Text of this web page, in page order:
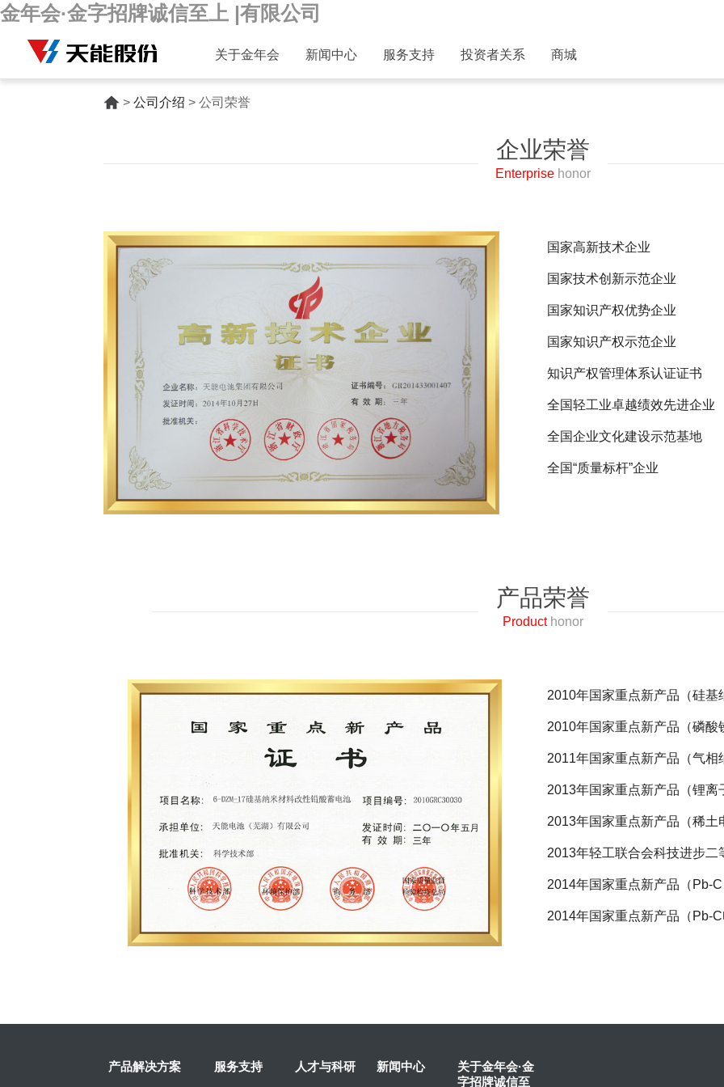
金年会·金字招牌诚信至上 |有限公司
关于金年会 新闻中心 服务支持 投资者关系 商城
> 公司介绍 > 公司荣誉
企业荣誉
Enterprise honor
国家高新技术企业
国家技术创新示范企业
国家知识产权优势企业
国家知识产权示范企业
知识产权管理体系认证证书
全国轻工业卓越绩效先进企业
全国企业文化建设示范基地
全国“质量标杆”企业
浙江省制造业网络营销示范企业
江苏省“AAAA”标准化良好行为
2016优秀发明金奖 新能源汽
2016优秀发明金奖 新能源汽
2016优秀发明金奖 电动汽车
2016年浙江省专利优秀奖
2016年浙江省专利保护重点联
2015年浙江省商标品牌示范企
浙江省人民政府质量奖贡献奖
2017年度浙江省企业管理现代
产品荣誉
Producthonor
2010年国家重点新产品（硅基
2010年国家重点新产品（磷酸
2011年国家重点新产品（气相
2013年国家重点新产品（锂离
2013年国家重点新产品（稀土
2013年轻工联合会科技进步二
2014年国家重点新产品（Pb-C
2014年国家重点新产品（Pb-C
产品解决方案 服务支持 人才与科研 新闻中心
关于金年会·金
字招牌诚信至